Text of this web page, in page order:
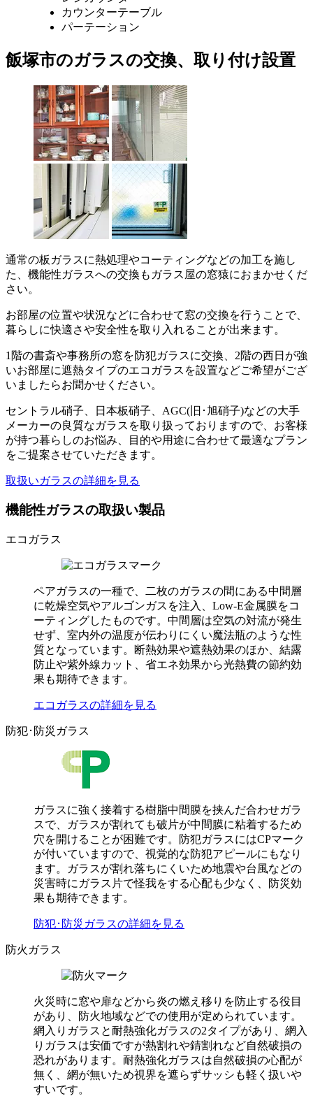
カウンターテーブル
パーテーション
飯塚市のガラスの交換、取り付け設置
通常の板ガラスに熱処理やコーティングなどの加工を施し
た、機能性ガラスへの交換もガラス屋の窓猿におまかせくだ
さい。
お部屋の位置や状況などに合わせて窓の交換を行うことで、
暮らしに快適さや安全性を取り入れることが出来ます。
1階の書斎や事務所の窓を防犯ガラスに交換、2階の西日が強
いお部屋に遮熱タイプのエコガラスを設置などご希望がござ
いましたらお聞かせください。
セントラル硝子、日本板硝子、AGC(旧･旭硝子)などの大手
メーカーの良質なガラスを取り扱っておりますので、お客様
が持つ暮らしのお悩み、目的や用途に合わせて最適なプラン
をご提案させていただきます。
取扱いガラスの詳細を見る
機能性ガラスの取扱い製品
エコガラス
ペアガラスの一種で、二枚のガラスの間にある中間層
に乾燥空気やアルゴンガスを注入、Low-E金属膜をコ
ーティングしたものです。中間層は空気の対流が発生
せず、室内外の温度が伝わりにくい魔法瓶のような性
質となっています。断熱効果や遮熱効果のほか、結露
防止や紫外線カット、省エネ効果から光熱費の節約効
果も期待できます。
エコガラスの詳細を見る
防犯･防災ガラス
ガラスに強く接着する樹脂中間膜を挟んだ合わせガラ
スで、ガラスが割れても破片が中間膜に粘着するため
穴を開けることが困難です。防犯ガラスにはCPマーク
が付いていますので、視覚的な防犯アピールにもなり
ます。ガラスが割れ落ちにくいため地震や台風などの
災害時にガラス片で怪我をする心配も少なく、防災効
果も期待できます。
防犯･防災ガラスの詳細を見る
防火ガラス
火災時に窓や扉などから炎の燃え移りを防止する役目
があり、防火地域などでの使用が定められています。
網入りガラスと耐熱強化ガラスの2タイプがあり、網入
りガラスは安価ですが熱割れや錆割れなど自然破損の
恐れがあります。耐熱強化ガラスは自然破損の心配が
無く、網が無いため視界を遮らずサッシも軽く扱いや
すいです。